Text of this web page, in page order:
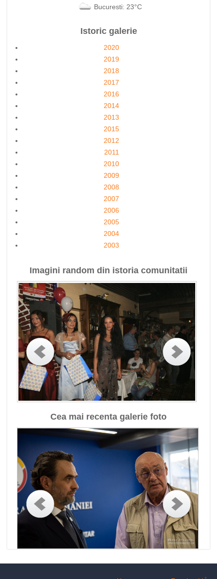
Bucuresti: 23°C
Istoric galerie
2020
2019
2018
2017
2016
2014
2013
2015
2012
2011
2010
2009
2008
2007
2006
2005
2004
2003
Imagini random din istoria comunitatii
Cea mai recenta galerie foto